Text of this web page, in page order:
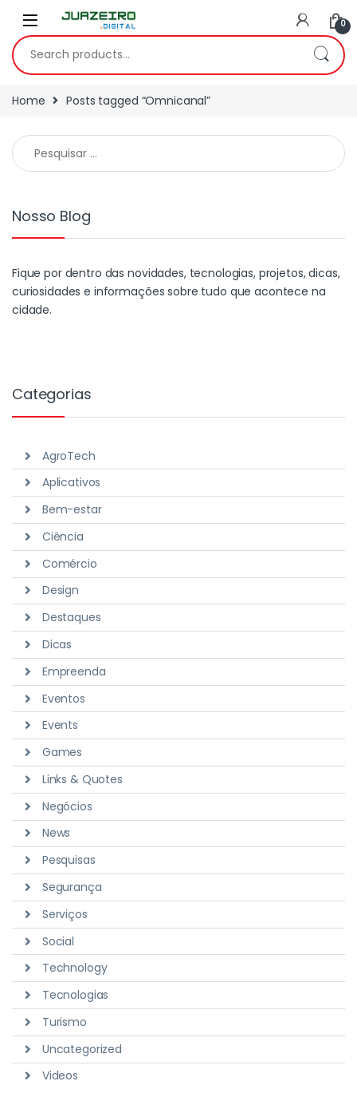
0
Home Posts tagged “Omnicanal”
Nosso Blog
Fique por dentro das novidades, tecnologias, projetos, dicas,
curiosidades e informações sobre tudo que acontece na
cidade.
Categorias
AgroTech
Aplicativos
Bem-estar
Ciência
Comércio
Design
Destaques
Dicas
Empreenda
Eventos
Events
Games
Links & Quotes
Negócios
News
Pesquisas
Segurança
Serviços
Social
Technology
Tecnologias
Turismo
Uncategorized
Videos